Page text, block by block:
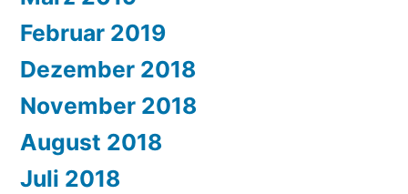
Februar 2019
Dezember 2018
November 2018
August 2018
Juli 2018